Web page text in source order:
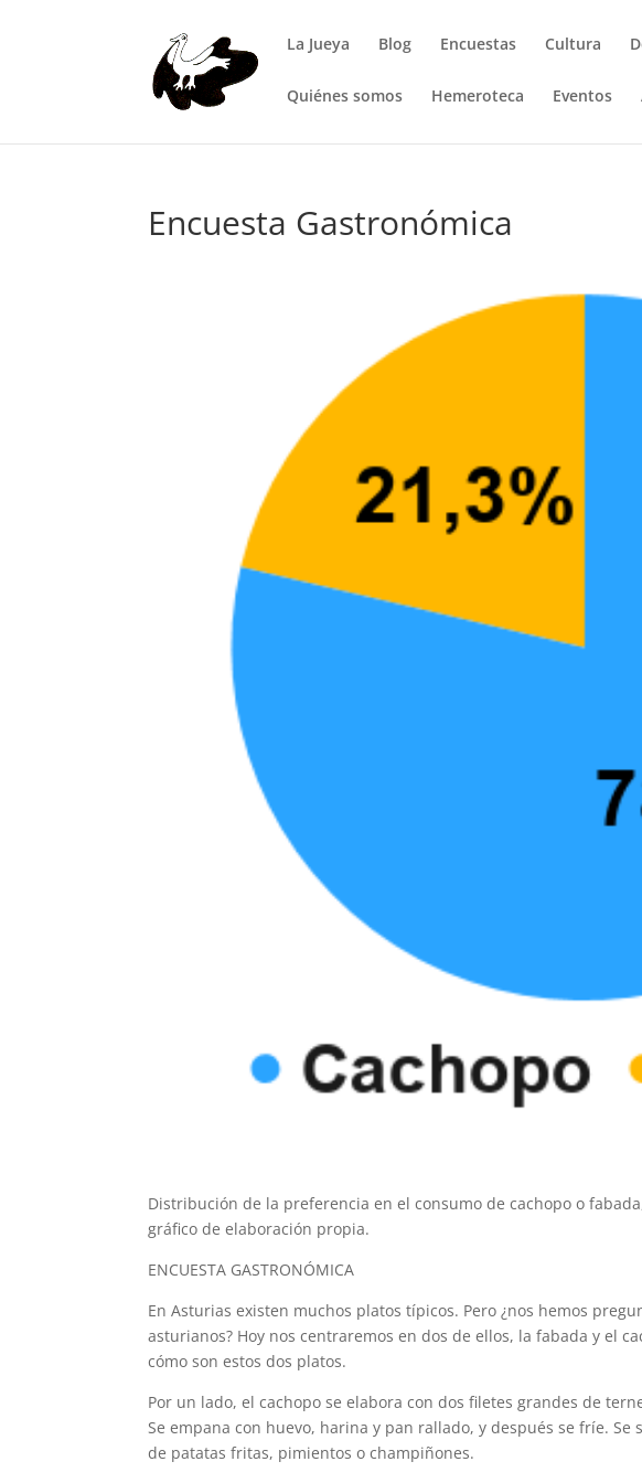
La Jueya Blog Encuestas Cultura
Quiénes somos Hemeroteca Eventos
Encuesta Gastronómica
Distribución de la preferencia en el consumo de cachopo o
gráfico de elaboración propia.
ENCUESTA GASTRONÓMICA
En Asturias existen muchos platos típicos. Pero ¿nos hemos
asturianos? Hoy nos centraremos en dos de ellos, la fabada y el
cómo son estos dos platos.
Por un lado, el cachopo se elabora con dos filetes grandes de
Se empana con huevo, harina y pan rallado, y después se fríe.
de patatas fritas, pimientos o champiñones.